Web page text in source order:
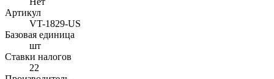
Артикул
VT-1829-US
Базовая единица
шт
Ставки налогов
22